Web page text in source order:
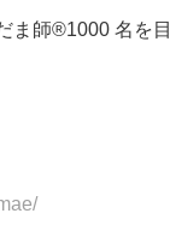
ま師®1000 名を